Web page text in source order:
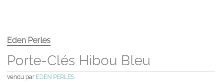
Eden Perles
Porte-Clés Hibou Bleu
vendu par EDEN PERLES